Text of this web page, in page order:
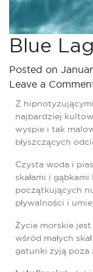
Blue
Posted on
Leave a
Z
najbardziej
wyspie i tak
błyszczących
Czysta woda i
skałami i
początkujących
pływalności i
Życie morskie jest
wśród małych
gatunki żyją poza